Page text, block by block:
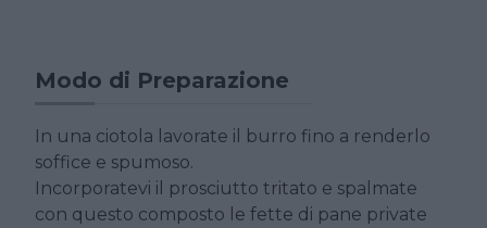
Modo di Preparazione
In una ciotola lavorate il burro fino a renderlo
soffice e spumoso.
Incorporatevi il prosciutto tritato e spalmate
con questo composto le fette di pane private